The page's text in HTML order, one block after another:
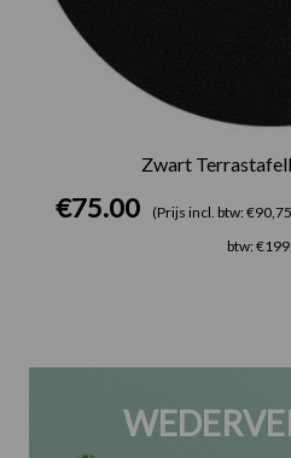
Zwart
€75.00 (Prijs incl. btw:
btw: